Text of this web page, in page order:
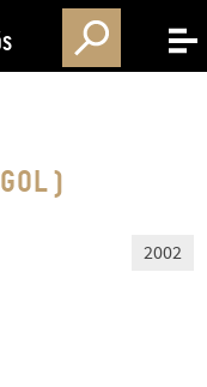
MENÜ
2002